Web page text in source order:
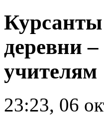
деревни
учителям
23:23, 06